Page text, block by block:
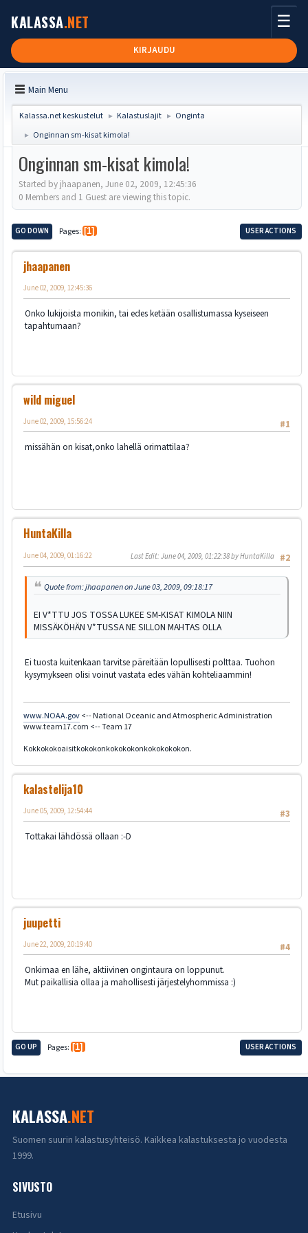
KALASSA.NET
KIRJAUDU
☰
Main Menu
Kalassa.net keskustelut ► Kalastuslajit ► Onginta
► Onginnan sm-kisat kimola!
Onginnan sm-kisat kimola!
Started by jhaapanen, June 02, 2009, 12:45:36
0 Members and 1 Guest are viewing this topic.
GO DOWN Pages 1 USER ACTIONS
jhaapanen
June 02, 2009, 12:45:36
Onko lukijoista monikin, tai edes ketään osallistumassa kyseiseen
tapahtumaan?
wild miguel
#1
June 02, 2009, 15:56:24
missähän on kisat,onko lahellä orimattilaa?
HuntaKilla
#2
June 04, 2009, 01:16:22 Last Edit: June 04, 2009, 01:22:38 by HuntaKilla
Quote from: jhaapanen on June 03, 2009, 09:18:17
EI V*TTU JOS TOSSA LUKEE SM-KISAT KIMOLA NIIN
MISSÄKÖHÄN V*TUSSA NE SILLON MAHTAS OLLA
Ei tuosta kuitenkaan tarvitse päreitään lopullisesti polttaa. Tuohon
kysymykseen olisi voinut vastata edes vähän kohteliaammin!
www.NOAA.gov<-- National Oceanic and Atmospheric Administration
www.team17.com <-- Team 17
Kokkokokoaisitkokokonkokokokonkokokokokon.
kalastelija10
#3
June 05, 2009, 12:54:44
Tottakai lähdössä ollaan :-D
juupetti
#4
June 22, 2009, 20:19:40
Onkimaa en lähe, aktiivinen ongintaura on loppunut.
Mut paikallisia ollaa ja mahollisesti järjestelyhommissa :)
GO UP Pages 1 USER ACTIONS
KALASSA.NET
Suomen suurin kalastusyhteisö. Kaikkea kalastuksesta jo vuodesta
1999.
SIVUSTO
Etusivu